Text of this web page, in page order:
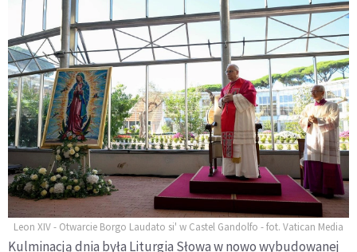
Leon XIV - Otwarcie Borgo Laudato si' w Castel Gandolfo - fot. Vatican Media
Kulminacją dnia była Liturgia Słowa w nowo wybudowanej